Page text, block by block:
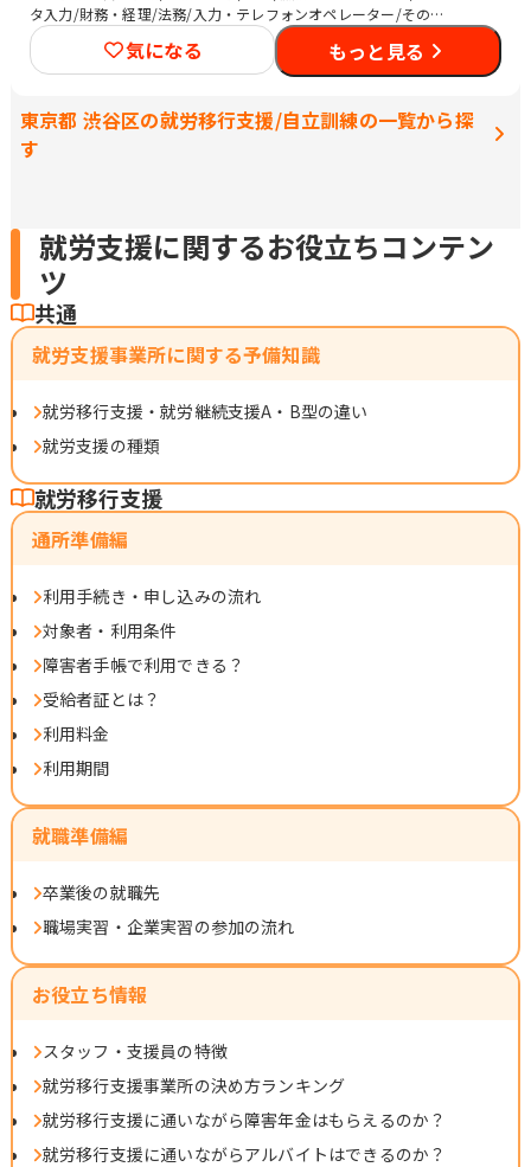
タ入力/財務・経理/法務/入力・テレフォンオペレーター/その他
事務/梱包作業/検品/組立・組付け/その他軽作業/営業（企業向
け）/販売スタッフ・接客/バックヤード・商品管理/SEプログラ
マ/ネットワークエンジニア/社内情報システム/品質管理・生産管
連職/清掃
気になる もっと見る
東京都 渋谷区の就労移行支援/自立訓練の一覧から探
す
就労支援に関するお役立ちコンテン
ツ
共通
就労支援事業所に関する予備知識
就労移行支援・就労継続支援A・B型の違い
就労支援の種類
就労移行支援
通所準備編
利用手続き・申し込みの流れ
対象者・利用条件
障害者手帳で利用できる？
受給者証とは？
利用料金
利用期間
就職準備編
卒業後の就職先
職場実習・企業実習の参加の流れ
お役立ち情報
スタッフ・支援員の特徴
就労移行支援事業所の決め方ランキング
就労移行支援に通いながら障害年金はもらえるのか？
就労移行支援に通いながらアルバイトはできるのか？